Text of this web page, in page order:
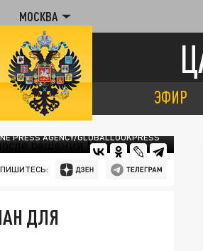
МОСКВА
ЭФИР
PRESS AGENCY/GLOBALLOOKPRESS
ДЛЯ